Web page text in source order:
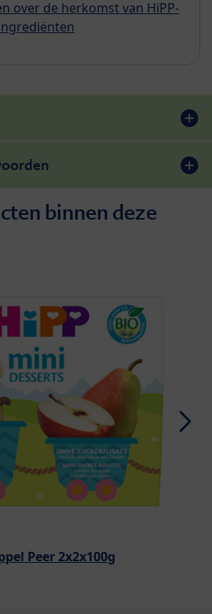
over de herkomst van HiPP-
binnen deze
Peer 2x2x100g